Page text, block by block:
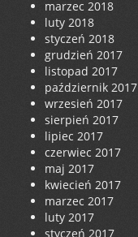
marzec 2018
luty 2018
styczeń 2018
grudzień 2017
listopad 2017
październik 2017
wrzesień 2017
sierpień 2017
lipiec 2017
czerwiec 2017
maj 2017
kwiecień 2017
marzec 2017
luty 2017
styczeń 2017